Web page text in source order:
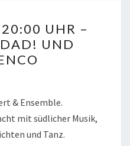
2018
FELIZ
NAVIDAD!
UHR –
UND
& Ensemble.
mit südlicher Musik,
und Tanz.